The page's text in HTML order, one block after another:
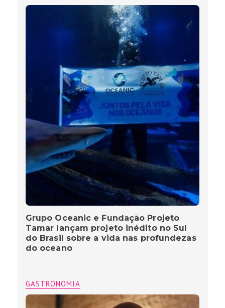
Grupo Oceanic e Fundação Projeto
Tamar lançam projeto inédito no Sul
do Brasil sobre a vida nas profundezas
do oceano
GASTRONOMIA